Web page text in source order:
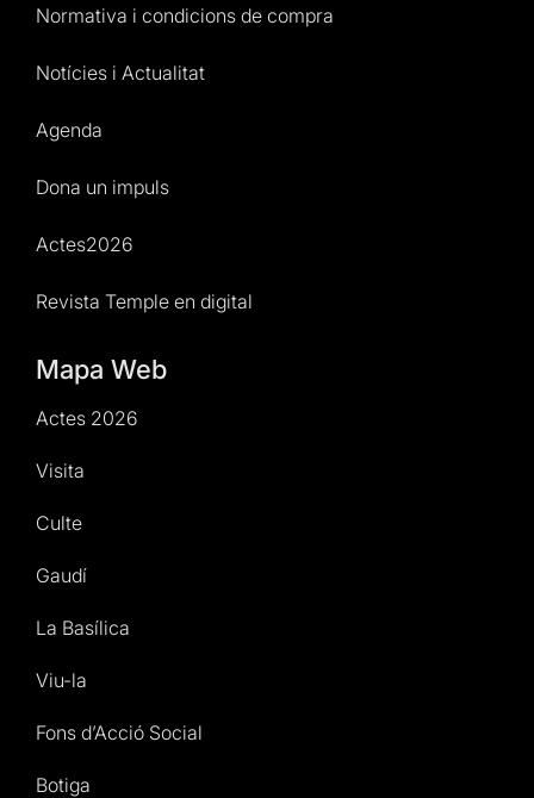
Normativa i condicions de compra
Notícies i Actualitat
Agenda
Dona un impuls
Actes2026
Revista Temple en digital
Mapa Web
Actes 2026
Visita
Culte
Gaudí
La Basílica
Viu-la
Fons d’Acció Social
Botiga